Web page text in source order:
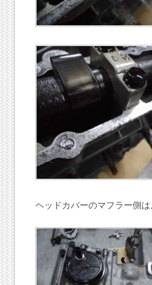
ヘッドカバーのマフラー側は